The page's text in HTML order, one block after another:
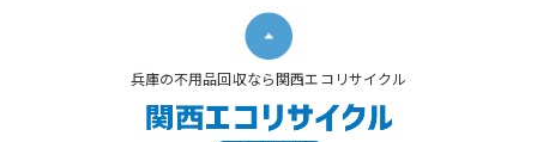
兵庫の不用品回収なら関西エコリサイクル